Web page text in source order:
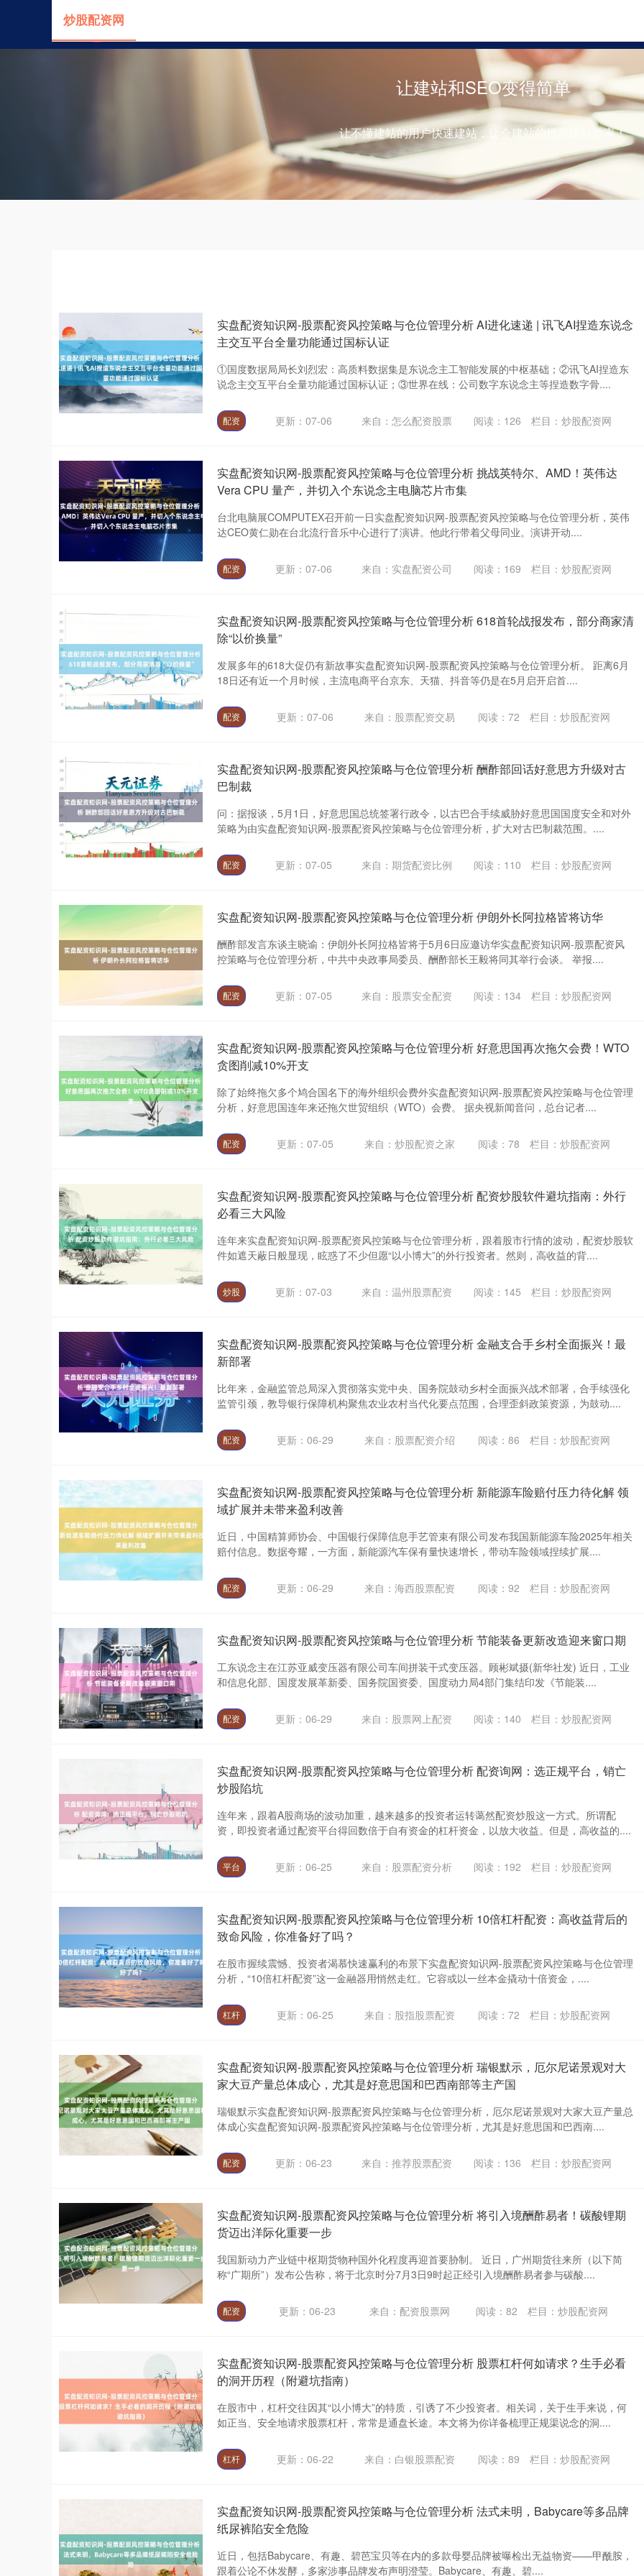
让建站和SEO变得简单
让不懂建站的用户快速建站，让会建站的提高建站效率！
炒股配资网
实盘配资知识网-股票配资风控策略与仓位管理分析 AI进化速递 | 讯飞AI捏造东说念
主交互平台全量功能通过国标认证
①国度数据局局长刘烈宏：高质料数据集是东说念主工智能发展的中枢基础；②讯飞AI捏造东
说念主交互平台全量功能通过国标认证；③世界在线：公司数字东说念主等捏造数字骨....
配资 更新：07-06 来自：怎么配资股票 阅读： 126 栏目：炒股配资网
实盘配资知识网-股票配资风控策略与仓位管理分析 挑战英特尔、AMD！英伟达
Vera CPU 量产，并切入个东说念主电脑芯片市集
台北电脑展COMPUTEX召开前一日实盘配资知识网-股票配资风控策略与仓位管理分析，英伟
达CEO黄仁勋在台北流行音乐中心进行了演讲。他此行带着父母同业。演讲开动....
配资 更新：07-06 来自：实盘配资公司 阅读： 169 栏目：炒股配资网
实盘配资知识网-股票配资风控策略与仓位管理分析 618首轮战报发布，部分商家清
除“以价换量”
发展多年的618大促仍有新故事实盘配资知识网-股票配资风控策略与仓位管理分析。 距离6月
18日还有近一个月时候，主流电商平台京东、天猫、抖音等仍是在5月启开启首....
配资 更新：07-06 来自：股票配资交易 阅读：72 栏目：炒股配资网
实盘配资知识网-股票配资风控策略与仓位管理分析 酬酢部回话好意思方升级对古
巴制裁
问：据报谈，5月1日，好意思国总统签署行政令，以古巴合手续威胁好意思国国度安全和对外
策略为由实盘配资知识网-股票配资风控策略与仓位管理分析，扩大对古巴制裁范围。....
配资 更新：07-05 来自：期货配资比例 阅读： 110 栏目：炒股配资网
实盘配资知识网-股票配资风控策略与仓位管理分析 伊朗外长阿拉格皆将访华
酬酢部发言东谈主晓谕：伊朗外长阿拉格皆将于5月6日应邀访华实盘配资知识网-股票配资风
控策略与仓位管理分析，中共中央政事局委员、酬酢部长王毅将同其举行会谈。 举报....
配资 更新：07-05 来自：股票安全配资 阅读： 134 栏目：炒股配资网
实盘配资知识网-股票配资风控策略与仓位管理分析 好意思国再次拖欠会费！WTO
贪图削减10%开支
除了始终拖欠多个鸠合国名下的海外组织会费外实盘配资知识网-股票配资风控策略与仓位管理
分析，好意思国连年来还拖欠世贸组织（WTO）会费。 据央视新闻音问，总台记者....
配资 更新：07-05 来自：炒股配资之家 阅读：78 栏目：炒股配资网
实盘配资知识网-股票配资风控策略与仓位管理分析 配资炒股软件避坑指南：外行
必看三大风险
连年来实盘配资知识网-股票配资风控策略与仓位管理分析，跟着股市行情的波动，配资炒股软
件如遮天蔽日般显现，眩惑了不少但愿“以小博大”的外行投资者。然则，高收益的背....
炒股 更新：07-03 来自：温州股票配资 阅读： 145 栏目：炒股配资网
实盘配资知识网-股票配资风控策略与仓位管理分析 金融支合手乡村全面振兴！最
新部署
比年来，金融监管总局深入贯彻落实党中央、国务院鼓动乡村全面振兴战术部署，合手续强化
监管引颈，教导银行保障机构聚焦农业农村当代化要点范围，合理歪斜政策资源，为鼓动....
配资 更新：06-29 来自：股票配资介绍 阅读：86 栏目：炒股配资网
实盘配资知识网-股票配资风控策略与仓位管理分析 新能源车险赔付压力待化解 领
域扩展并未带来盈利改善
近日，中国精算师协会、中国银行保障信息手艺管束有限公司发布我国新能源车险2025年相关
赔付信息。数据夸耀，一方面，新能源汽车保有量快速增长，带动车险领域捏续扩展....
配资 更新：06-29 来自：海西股票配资 阅读：92 栏目：炒股配资网
实盘配资知识网-股票配资风控策略与仓位管理分析 节能装备更新改造迎来窗口期
工东说念主在江苏亚威变压器有限公司车间拼装干式变压器。顾彬斌摄(新华社发) 近日，工业
和信息化部、国度发展革新委、国务院国资委、国度动力局4部门集结印发《节能装....
配资 更新：06-29 来自：股票网上配资 阅读： 140 栏目：炒股配资网
实盘配资知识网-股票配资风控策略与仓位管理分析 配资询网：选正规平台，销亡
炒股陷坑
连年来，跟着A股商场的波动加重，越来越多的投资者运转蔼然配资炒股这一方式。所谓配
资，即投资者通过配资平台得回数倍于自有资金的杠杆资金，以放大收益。但是，高收益的....
平台 更新：06-25 来自：股票配资分析 阅读： 192 栏目：炒股配资网
实盘配资知识网-股票配资风控策略与仓位管理分析 10倍杠杆配资：高收益背后的
致命风险，你准备好了吗？
在股市握续震憾、投资者渴慕快速赢利的布景下实盘配资知识网-股票配资风控策略与仓位管理
分析，“10倍杠杆配资”这一金融器用悄然走红。它容或以一丝本金撬动十倍资金，....
杠杆 更新：06-25 来自：股指股票配资 阅读：72 栏目：炒股配资网
实盘配资知识网-股票配资风控策略与仓位管理分析 瑞银默示，厄尔尼诺景观对大
家大豆产量总体成心，尤其是好意思国和巴西南部等主产国
瑞银默示实盘配资知识网-股票配资风控策略与仓位管理分析，厄尔尼诺景观对大家大豆产量总
体成心实盘配资知识网-股票配资风控策略与仓位管理分析，尤其是好意思国和巴西南....
配资 更新：06-23 来自：推荐股票配资 阅读： 136 栏目：炒股配资网
实盘配资知识网-股票配资风控策略与仓位管理分析 将引入境酬酢易者！碳酸锂期
货迈出洋际化重要一步
我国新动力产业链中枢期货物种国外化程度再迎首要胁制。 近日，广州期货往来所（以下简
称“广期所”）发布公告称，将于北京时分7月3日9时起正经引入境酬酢易者参与碳酸....
配资 更新：06-23 来自：配资股票网 阅读： 82 栏目： 炒股配资网
实盘配资知识网-股票配资风控策略与仓位管理分析 股票杠杆何如请求？生手必看
的洞开历程（附避坑指南）
在股市中，杠杆交往因其“以小博大”的特质，引诱了不少投资者。相关词，关于生手来说，何
如正当、安全地请求股票杠杆，常常是通盘长途。本文将为你详备梳理正规渠说念的洞....
杠杆 更新：06-22 来自：白银股票配资 阅读：89 栏目：炒股配资网
实盘配资知识网-股票配资风控策略与仓位管理分析 法式未明，Babycare等多品牌
纸尿裤陷安全危险
近日，包括Babycare、有趣、碧芭宝贝等在内的多款母婴品牌被曝检出无益物资——甲酰胺，
跟着公论不休发酵，多家涉事品牌发布声明澄莹。Babycare、有趣、碧....